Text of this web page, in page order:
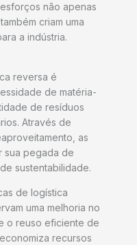
não apenas
criam uma
a indústria.
reversa é
de matéria-
de resíduos
Através de
as
sua pegada de
sustentabilidade.
de logística
uma melhoria no
o reuso eficiente de
recursos